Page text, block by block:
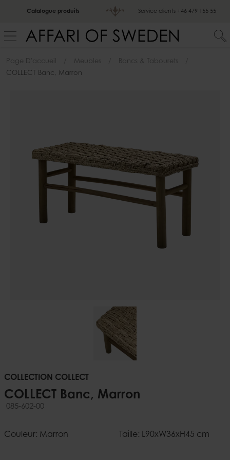
Catalogue produits Service clients +46 479 155 55
Page D'accueil Meubles
Bancs & Tabourets
COLLECT Banc, Marron
COLLECTION COLLECT
COLLECT Banc, Marron
085-602-00
Couleur: Marron Taille: L90xW36xH45 cm